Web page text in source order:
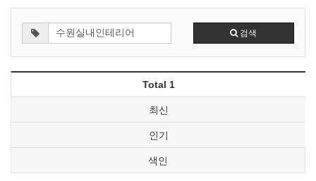
검색
Total 1
최신
인기
색인